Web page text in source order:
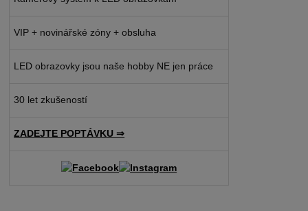
VIP + novinářské zóny + obsluha
LED obrazovky jsou naše hobby NE jen práce
30 let zkušeností
ZADEJTE POPTÁVKU ⇒